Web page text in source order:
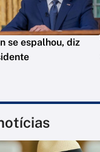
se espalhou, diz